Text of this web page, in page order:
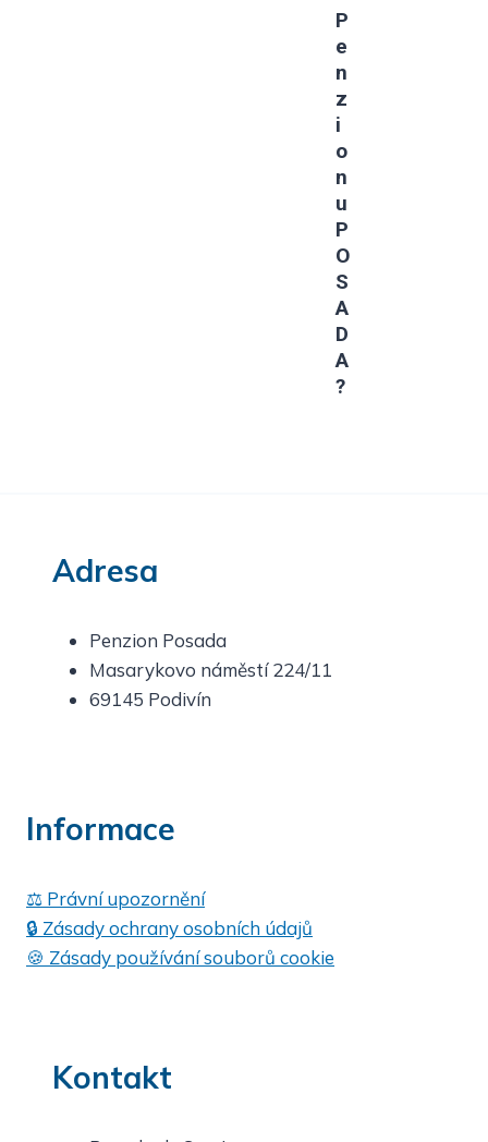
P
E
N
Z
I
O
N
U
P
O
S
A
D
A
?
Adresa
Penzion Posada
Masarykovo náměstí 224/11
69145 Podivín
Informace
⚖️ Právní upozornění
🔒 Zásady ochrany osobních údajů
🍪 Zásady používání souborů cookie
Kontakt